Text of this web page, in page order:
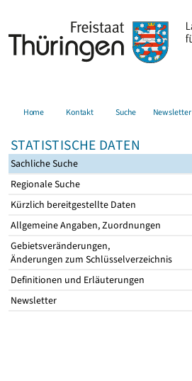
Home Kontakt Suche Newsletter
STATISTISCHE DATEN
Sachliche Suche
Regionale Suche
Kürzlich bereitgestellte Daten
Allgemeine Angaben, Zuordnungen
Gebietsveränderungen,
Änderungen zum Schlüsselverzeichnis
Definitionen und Erläuterungen
Newsletter